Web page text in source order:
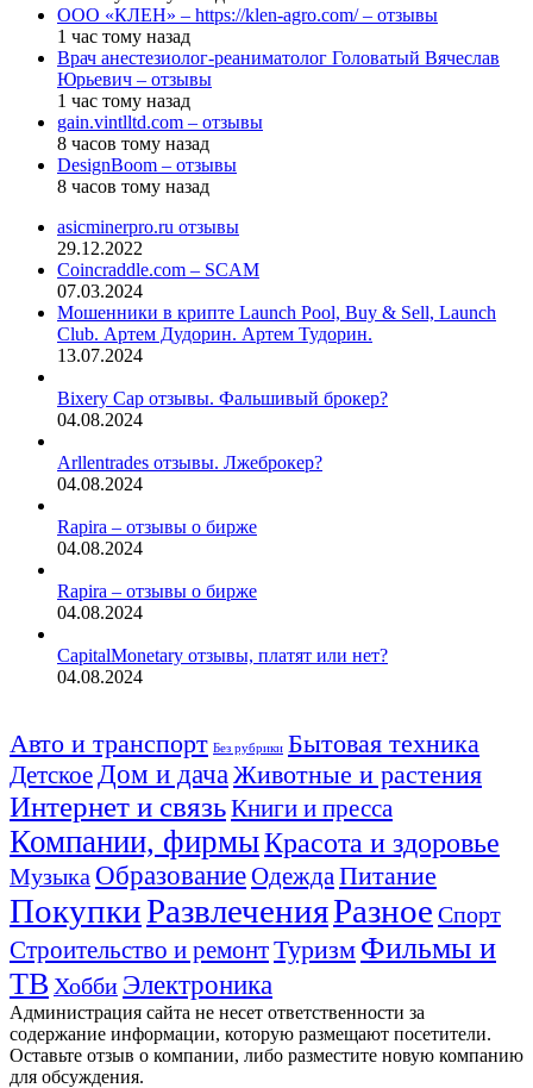
ООО «КЛЕН» – https://klen-agro.com/ – отзывы
1 час тому назад
Врач анестезиолог-реаниматолог Головатый Вячеслав
Юрьевич – отзывы
1 час тому назад
gain.vintlltd.com – отзывы
8 часов тому назад
DesignBoom – отзывы
8 часов тому назад
asicminerpro.ru отзывы
29.12.2022
Coincraddle.com – SCAM
07.03.2024
Мошенники в крипте Launch Pool, Buy & Sell, Launch
Club. Артем Дудорин. Артем Тудорин.
13.07.2024
Bixery Cap отзывы. Фальшивый брокер?
04.08.2024
Arllentrades отзывы. Лжеброкер?
04.08.2024
Rapira – отзывы о бирже
04.08.2024
Rapira – отзывы о бирже
04.08.2024
CapitalMonetary отзывы, платят или нет?
04.08.2024
Авто и транспорт Без рубрики Бытовая техника
Детское Дом и дача Животные и растения
Интернет и связьКниги и пресса
Компании, фирмыКрасота и здоровье
Музыка ОбразованиеОдежда Питание
ПокупкиРазвлеченияРазное Спорт
Строительство и ремонтТуризм Фильмы и
ТВ Хобби Электроника
Администрация сайта не несет ответственности за
содержание информации, которую размещают посетители.
Оставьте отзыв о компании, либо разместите новую компанию
для обсуждения.